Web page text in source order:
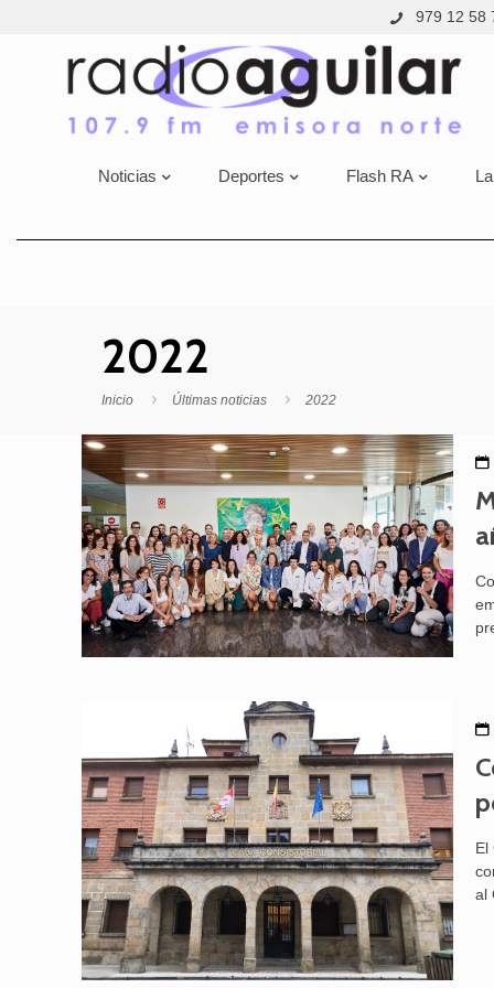
979 12 58
Noticias Deportes Flash RA
2022
Inicio Últimas noticias 2022
El
al